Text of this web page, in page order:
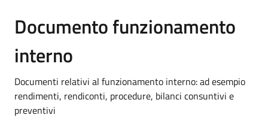
Documento funzionamento
interno
Documenti relativi al funzionamento interno: ad esempio
rendimenti, rendiconti, procedure, bilanci consuntivi e
preventivi